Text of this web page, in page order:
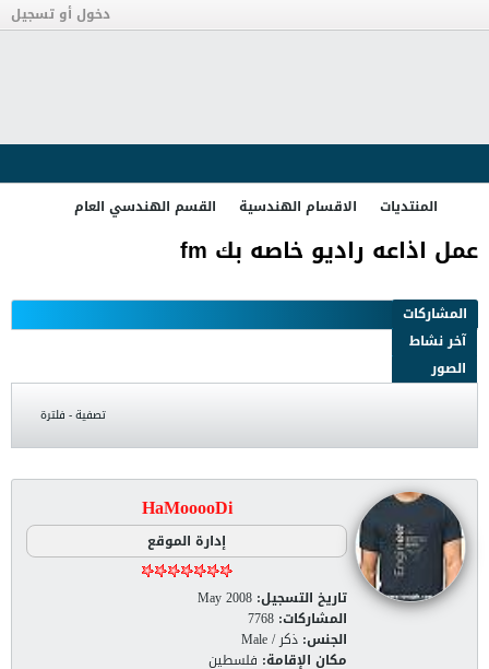
دخول أو تسجيل
عمل اذاعه راديو خاصه بك fm
تصفية - فلترة
HaMooooDi
إدارة الموقع
May 2008
المشاركات:7768
الجنس: ذكر / Male
مكان الإقامة:فلسطين
الدولة:Palestine [PS]